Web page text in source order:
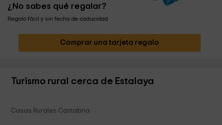
¿No sabes qué regalar?
Regalo fácil y sin fecha de caducidad
Comprar una tarjeta regalo
Turismo rural cerca de Estalaya
Casas Rurales Cantabria